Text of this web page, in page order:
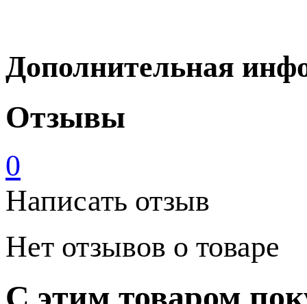
Дополнительная
Отзывы
0
Написать отзыв
Нет отзывов о товаре
С этим товаром